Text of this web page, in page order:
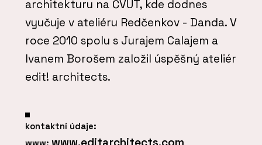
architekturu na ČVUT, kde dodnes
vyučuje v ateliéru Redčenkov - Danda. V
roce 2010 spolu s Jurajem Calajem a
Ivanem Borošem založil úspěšný ateliér
edit! architects.
kontaktní údaje: